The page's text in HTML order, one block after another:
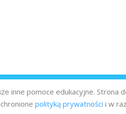
inne pomoce edukacyjne. Strona
polityką prywatności i w